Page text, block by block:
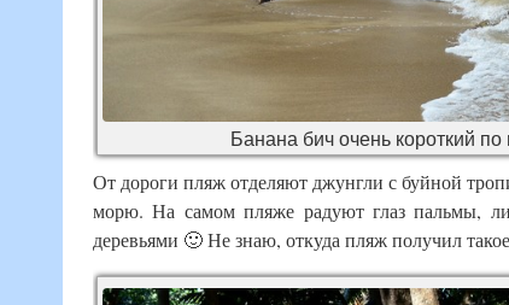
Банана бич очень короткий
От дороги пляж отделяют джунгли с буйной
морю. На самом пляже радуют глаз пальмы,
деревьями 🙂 Не знаю, откуда пляж получил